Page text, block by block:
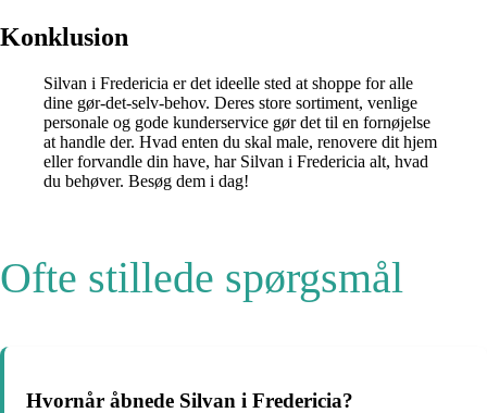
Konklusion
Silvan i Fredericia er det ideelle sted at shoppe for alle
dine gør-det-selv-behov. Deres store sortiment, venlige
personale og gode kunderservice gør det til en fornøjelse
at handle der. Hvad enten du skal male, renovere dit hjem
eller forvandle din have, har Silvan i Fredericia alt, hvad
du behøver. Besøg dem i dag!
Ofte stillede spørgsmål
Hvornår åbnede Silvan i Fredericia?